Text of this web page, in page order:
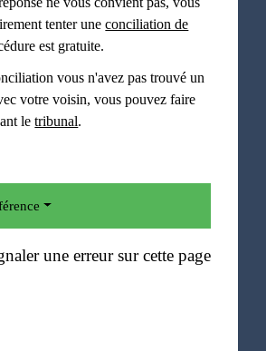
tenter uneconciliation de
est gratuite.
vous n'avez pas trouvé un
votre voisin, vous pouvez faire
letribunal.
une erreur sur cette page